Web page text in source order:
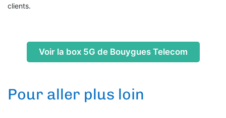
clients.
Voir la box 5G de Bouygues Telecom
Pour aller plus loin